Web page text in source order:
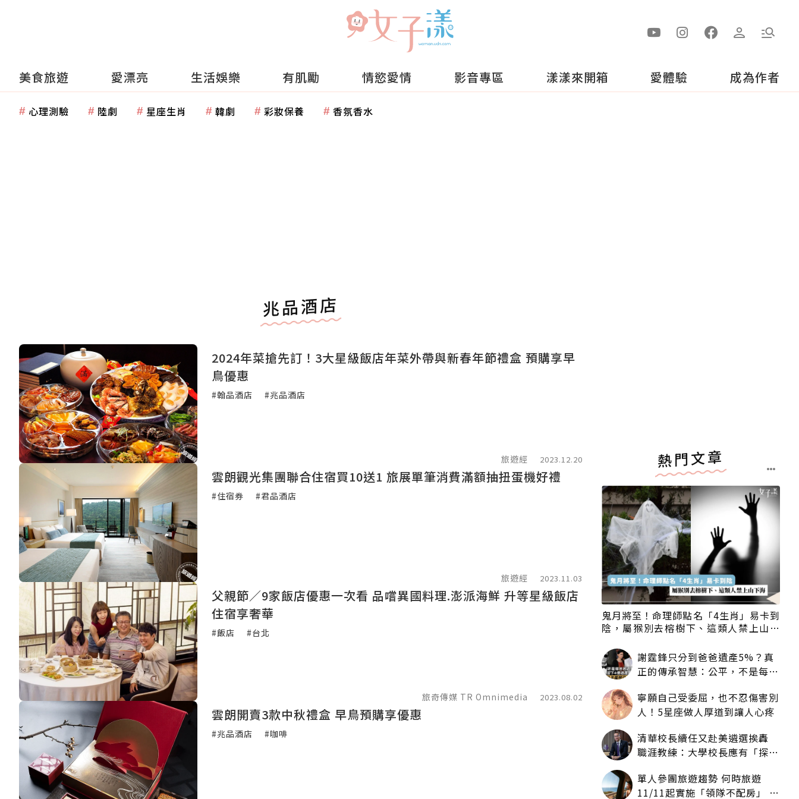
美食旅遊 愛漂亮 生活娛樂 有肌勵 情慾愛情 影音專區 漾漾來開箱 愛體驗 成為作者
心理測驗 陸劇 星座生肖 韓劇 彩妝保養 香氛香水
兆品酒店
2024年菜搶先訂！3大星級飯店年菜外帶與新春年節禮盒 預購享早
鳥優惠
#翰品酒店 #兆品酒店
旅遊經 2023.12.20
雲朗觀光集團聯合住宿買10送1 旅展單筆消費滿額抽扭蛋機好禮
#住宿券 #君品酒店
旅遊經 2023.11.03
父親節／9家飯店優惠一次看 品嚐異國料理.澎派海鮮 升等星級飯店
住宿享奢華
#飯店 #台北
旅奇傳媒 TR Omnimedia 2023.08.02
雲朗開賣3款中秋禮盒 早鳥預購享優惠
#兆品酒店 #咖啡
熱門文章
鬼月將至！命理師點名「4生肖」易卡到
陰，屬猴別去榕樹下、這類人禁上山下
謝霆鋒只分到爸爸遺產5%？真
正的傳承智慧：公平，不是每個
寧願自己受委屈，也不忍傷害別
人！5星座做人厚道到讓人心疼
清華校長續任又赴美遴選挨轟
職涯教練：大學校長應有「探
單人參團旅遊趨勢 何時旅遊
11/11起實施「領隊不配房」 落